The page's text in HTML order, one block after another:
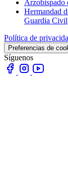
Arzobispado
Hermandad
Guardia Civil
Política de
Preferencias de
Síguenos